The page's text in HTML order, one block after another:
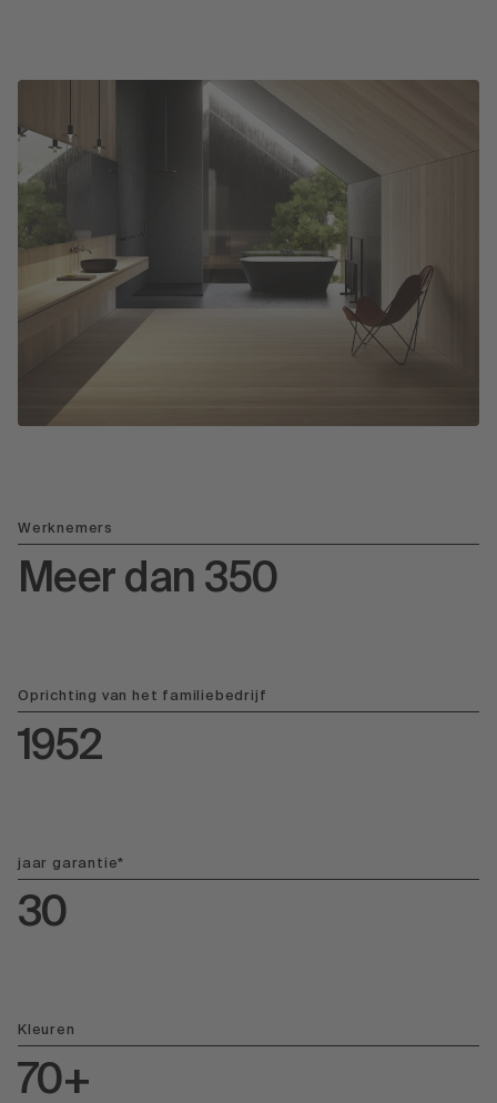
Werknemers
Meer dan 350
Oprichting van het familiebedrijf
1952
jaar garantie*
30
Kleuren
70+